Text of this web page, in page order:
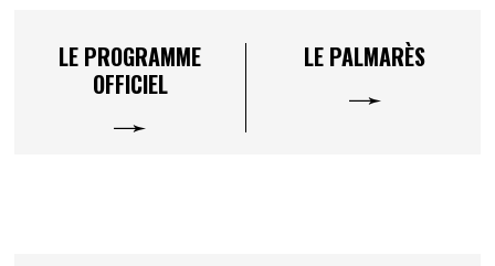
LE PROGRAMME
OFFICIEL
LE PALMARÈS